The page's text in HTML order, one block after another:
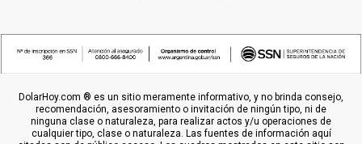
DolarHoy.com ® es un sitio meramente informativo, y no brinda consejo,
recomendación, asesoramiento o invitación de ningún tipo, ni de
ninguna clase o naturaleza, para realizar actos y/u operaciones de
cualquier tipo, clase o naturaleza. Las fuentes de información aquí